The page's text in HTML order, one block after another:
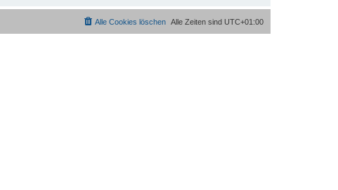
Alle Zeiten sind UTC+01:00
Alle Cookies löschen